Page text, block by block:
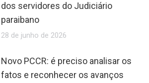
dos servidores do Judiciário
paraibano
28 de junho de 2026
Novo PCCR: é preciso analisar os
fatos e reconhecer os avanços